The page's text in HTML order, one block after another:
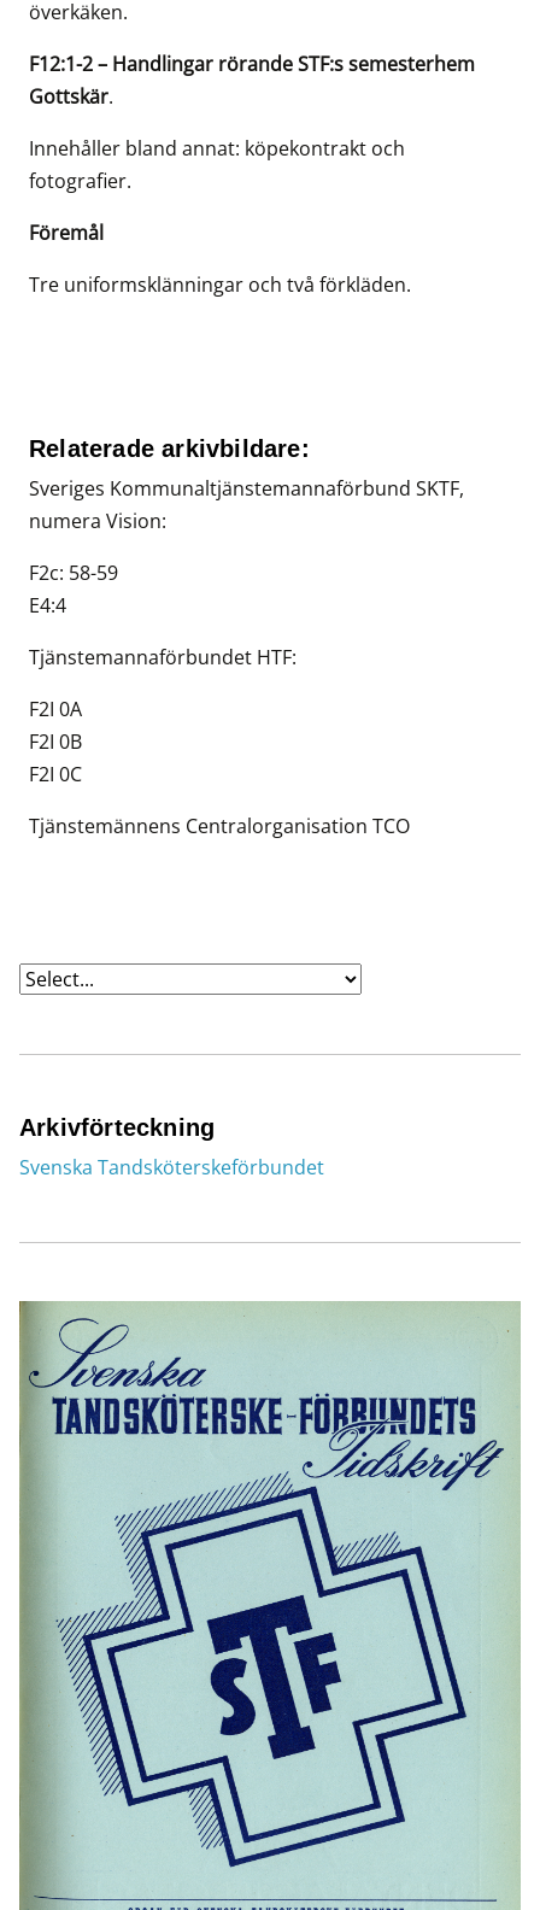
Arkivförteckning
Svenska Tandsköterskeförbundet
överkäken.
F12:1-2 – Handlingar rörande STF:s semesterhem
Gottskär.
Innehåller bland annat: köpekontrakt och
fotografier.
Föremål
Tre uniformsklänningar och två förkläden.
Relaterade arkivbildare:
Sveriges Kommunaltjänstemannaförbund SKTF,
numera Vision:
F2c: 58-59
E4:4
Tjänstemannaförbundet HTF:
F2I 0A
F2I 0B
F2I 0C
Tjänstemännens Centralorganisation TCO